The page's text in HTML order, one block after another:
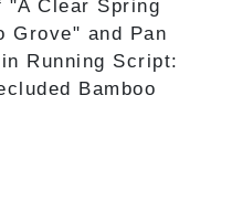
Clear Spring
Grove" and Pan
Running Script:
Bamboo